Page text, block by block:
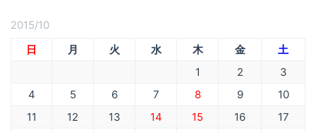
2015/10
日
月 火 水 木 金
土
1
2
3
4
5 6 7 8 9
10
11
12 13 14 15 16
17